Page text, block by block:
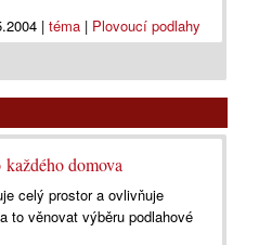
| téma| Plovoucí podlahy
domova
celý prostor a ovlivňuje
to věnovat výběru podlahové